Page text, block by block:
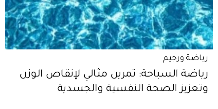
رياضة ورجيم
رياضة السباحة: تمرين مثالي لإنقاص الوزن
وتعزيز الصحة النفسية والجسدية